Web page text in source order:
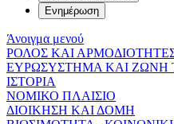
Ενημέρωση
Άνοιγμα μενού
ΡΟΛΟΣ ΚΑΙ
ΕΥΡΩΣΥΣΤΗΜΑ ΚΑΙ ΖΩΝΗ
ΙΣΤΟΡΙΑ
ΝΟΜΙΚΟ ΠΛΑΙΣΙΟ
ΔΙΟΙΚΗΣΗ ΚΑΙ ΔΟΜΗ